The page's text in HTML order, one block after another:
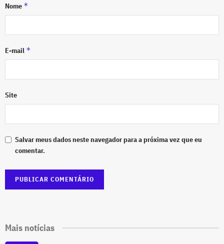
Nome *
E-mail *
Site
Salvar meus dados neste navegador para a próxima vez que eu
comentar.
Mais notícias